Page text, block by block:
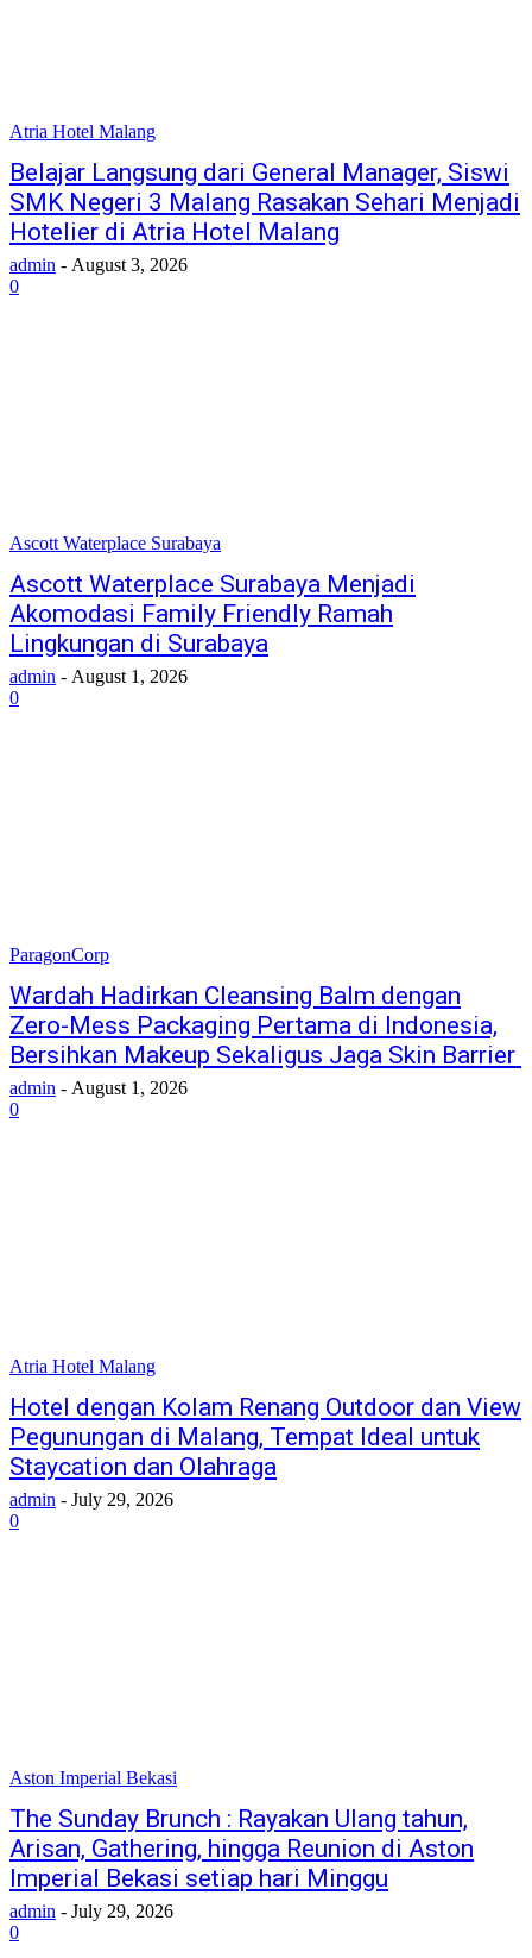
Atria Hotel Malang
Belajar Langsung dari General Manager, Siswi
SMK Negeri 3 Malang Rasakan Sehari Menjadi
Hotelier di Atria Hotel Malang
admin - August 3, 2026
0
Ascott Waterplace Surabaya
Ascott Waterplace Surabaya Menjadi
Akomodasi Family Friendly Ramah
Lingkungan di Surabaya
admin - August 1, 2026
0
ParagonCorp
Wardah Hadirkan Cleansing Balm dengan
Zero-Mess Packaging Pertama di Indonesia,
Bersihkan Makeup Sekaligus Jaga Skin Barrier
admin - August 1, 2026
0
Atria Hotel Malang
Hotel dengan Kolam Renang Outdoor dan View
Pegunungan di Malang, Tempat Ideal untuk
Staycation dan Olahraga
admin - July 29, 2026
0
Aston Imperial Bekasi
The Sunday Brunch : Rayakan Ulang tahun,
Arisan, Gathering, hingga Reunion di Aston
Imperial Bekasi setiap hari Minggu
admin - July 29, 2026
0